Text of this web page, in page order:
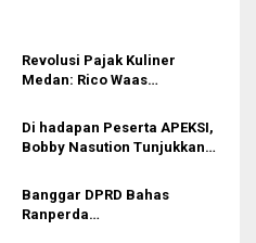
Revolusi Pajak Kuliner
Medan: Rico Waas
lewat QRESTO
Di hadapan Peserta APEKSI,
Bobby Nasution Tunjukkan
Banggar DPRD Bahas
Ranperda